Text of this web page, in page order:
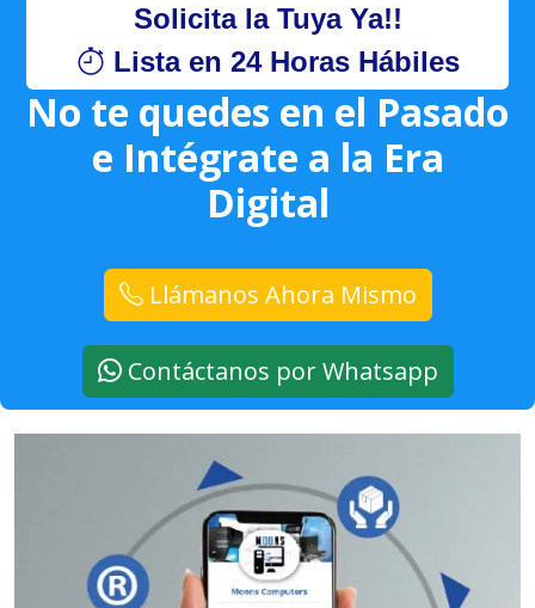
Solicita la Tuya Ya!!
Lista en 24 Horas Hábiles
No te quedes en el Pasado
e Intégrate a la Era
Digital
Llámanos Ahora Mismo
Contáctanos por Whatsapp